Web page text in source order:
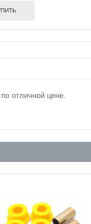
отличной цене.